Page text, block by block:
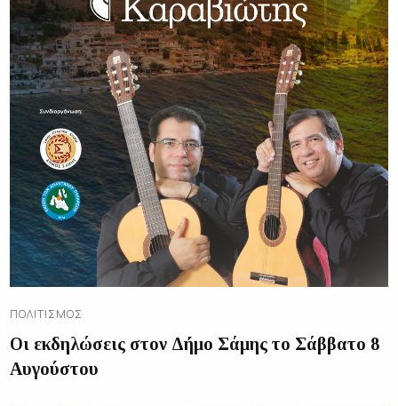
ΠΟΛΙΤΙΣΜΌΣ
Οι εκδηλώσεις στον Δήμο Σάμης το Σάββατο 8
Αυγούστου